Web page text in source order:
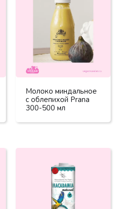
Молоко миндальное
с облепихой Prana
300-500 мл